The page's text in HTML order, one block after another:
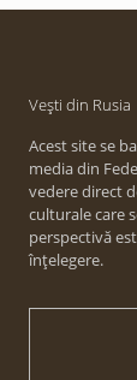
Vești din Rusia
Acest site se
media din
vedere direct
culturale care
perspectivă
înțelegere.